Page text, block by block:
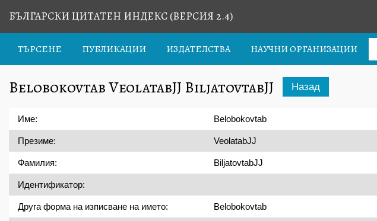
БЪЛГАРСКИ ЦИТАТЕН ИНДЕКС (ВЕРСИЯ 2.4)
ТЪРСЕНЕ ПУБЛИКАЦИИ ИЗДАТЕЛСТВА НАУЧНИ ОРГАНИЗАЦИИ
Belobokovtab VeolatabJJ BiljatovtabJJ Назад
Име: Belobokovtab
Презиме: VeolatabJJ
Фамилия: BiljatovtabJJ
Идентификатор:
Друга форма на изписване на името: Belobokovtab